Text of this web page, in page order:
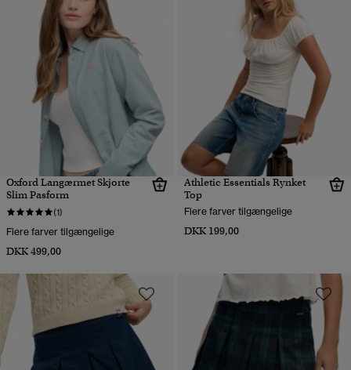
Oxford Langærmet Skjorte
Slim Pasform
(1)
Flere farver tilgængelige
DKK 499,00
Athletic Essentials Rynket
Top
Flere farver tilgængelige
DKK 199,00